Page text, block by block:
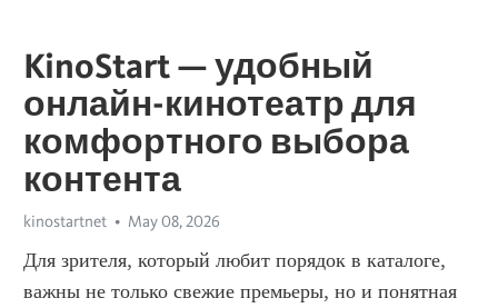
KinoStart — удобный
онлайн-кинотеатр для
комфортного выбора
контента
kinostartnet May 08, 2026
Для зрителя, который любит порядок в каталоге,
важны не только свежие премьеры, но и понятная